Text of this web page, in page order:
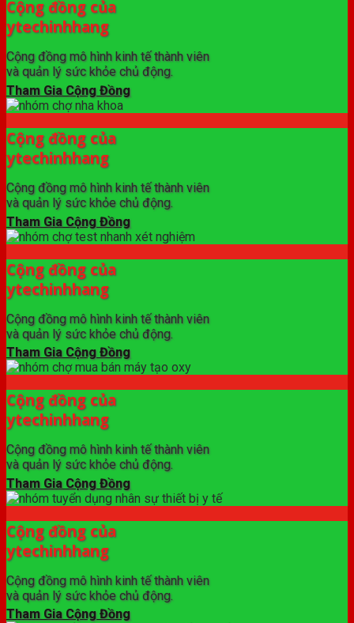
Cộng đồng của
ytechinhhang
Cộng đồng mô hình kinh tế thành viên
và quản lý sức khỏe chủ động.
Tham Gia Cộng Đồng
Cộng đồng của
ytechinhhang
Cộng đồng mô hình kinh tế thành viên
và quản lý sức khỏe chủ động.
Tham Gia Cộng Đồng
Cộng đồng của
ytechinhhang
Cộng đồng mô hình kinh tế thành viên
và quản lý sức khỏe chủ động.
Tham Gia Cộng Đồng
Cộng đồng của
ytechinhhang
Cộng đồng mô hình kinh tế thành viên
và quản lý sức khỏe chủ động.
Tham Gia Cộng Đồng
Cộng đồng của
ytechinhhang
Cộng đồng mô hình kinh tế thành viên
và quản lý sức khỏe chủ động.
Tham Gia Cộng Đồng